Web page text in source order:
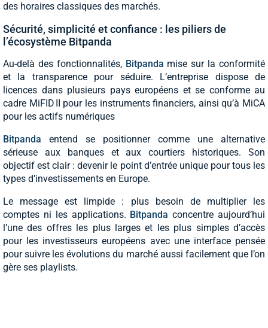
des horaires classiques des marchés.
Sécurité, simplicité et confiance : les piliers de
l’écosystème Bitpanda
Au-delà des fonctionnalités, Bitpanda mise sur la conformité
et la transparence pour séduire. L’entreprise dispose de
licences dans plusieurs pays européens et se conforme au
cadre MiFID II pour les instruments financiers, ainsi qu’à MiCA
pour les actifs numériques
Bitpanda entend se positionner comme une alternative
sérieuse aux banques et aux courtiers historiques. Son
objectif est clair : devenir le point d’entrée unique pour tous les
types d’investissements en Europe.
Le message est limpide : plus besoin de multiplier les
comptes ni les applications. Bitpanda concentre aujourd’hui
l’une des offres les plus larges et les plus simples d’accès
pour les investisseurs européens avec une interface pensée
pour suivre les évolutions du marché aussi facilement que l’on
gère ses playlists.